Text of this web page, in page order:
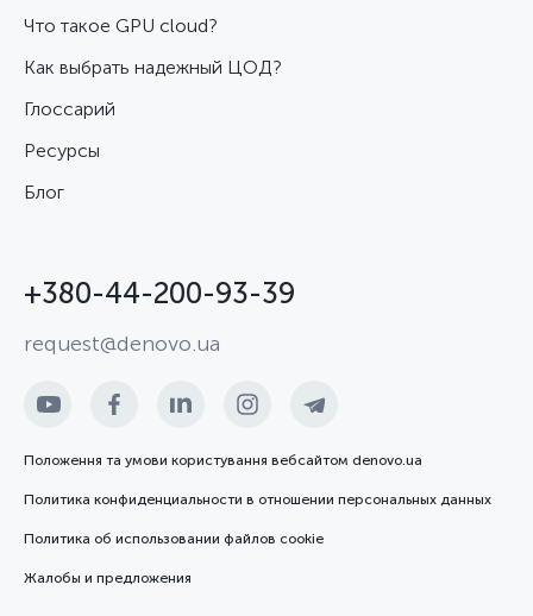
Что такое GPU cloud?
Как выбрать надежный ЦОД?
Глоссарий
Ресурсы
Блог
+380-44-200-93-39
request@denovo.ua
Положення та умови користування вебсайтом denovo.ua
Политика конфиденциальности в отношении персональных данных
Политика об использовании файлов cookie
Жалобы и предложения